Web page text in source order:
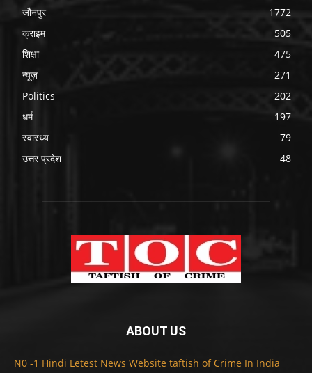
जौनपुर
1772
क्राइम
505
शिक्षा
475
न्यूज़
271
Politics
202
धर्म
197
स्वास्थ्य
79
उत्तर प्रदेश
48
ABOUT US
N0 -1 Hindi Letest News Website taftish of Crime In India